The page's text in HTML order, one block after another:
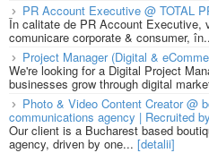
PR Account Executive @ TOTAL
În calitate de PR Account Executive,
comunicare corporate & consumer,
Project Manager (Digital &
We're looking for a Digital Project
businesses grow through digital
Photo & Video Content Creator @
communications agency | Recruited
Our client is a Bucharest based
agency, driven by one... [detalii]